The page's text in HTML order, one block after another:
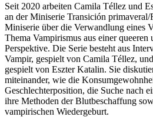
Seit 2020 arbeiten Camila Téllez und
an der Miniserie Transición
Miniserie über die Verwandlung eines
Thema Vampirismus aus einer queeren
Perspektive. Die Serie besteht aus
Vampir, gespielt von Camila Téllez,
gespielt von Eszter Katalin. Sie
miteinander, wie die
Geschlechterposition, die Suche nach
ihre Methoden der Blutbeschaffung
vampirischen Wiedergeburt.